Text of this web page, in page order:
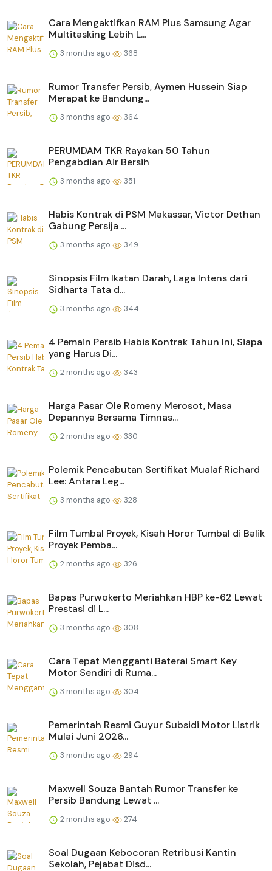
Cara Mengaktifkan RAM Plus Samsung Agar
Multitasking Lebih L...
3 months ago 368
Rumor Transfer Persib, Aymen Hussein Siap
Merapat ke Bandung...
3 months ago 364
PERUMDAM TKR Rayakan 50 Tahun
Pengabdian Air Bersih
3 months ago 351
Habis Kontrak di PSM Makassar, Victor Dethan
Gabung Persija ...
3 months ago 349
Sinopsis Film Ikatan Darah, Laga Intens dari
Sidharta Tata d...
3 months ago 344
4 Pemain Persib Habis Kontrak Tahun Ini, Siapa
yang Harus Di...
2 months ago 343
Harga Pasar Ole Romeny Merosot, Masa
Depannya Bersama Timnas...
2 months ago 330
Polemik Pencabutan Sertifikat Mualaf Richard
Lee: Antara Leg...
3 months ago 328
Film Tumbal Proyek, Kisah Horor Tumbal di Balik
Proyek Pemba...
2 months ago 326
Bapas Purwokerto Meriahkan HBP ke-62 Lewat
Prestasi di L...
3 months ago 308
Cara Tepat Mengganti Baterai Smart Key
Motor Sendiri di Ruma...
3 months ago 304
Pemerintah Resmi Guyur Subsidi Motor Listrik
Mulai Juni 2026...
3 months ago 294
Maxwell Souza Bantah Rumor Transfer ke
Persib Bandung Lewat ...
2 months ago 274
Soal Dugaan Kebocoran Retribusi Kantin
Sekolah, Pejabat Disd...